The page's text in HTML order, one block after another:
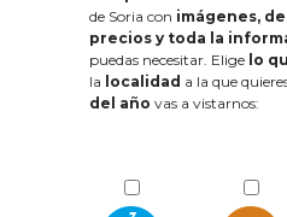
de Soria con imágenes,
precios y toda la
puedas necesitar. Elige lo
la localidad a la que
del año vas a vistarnos: